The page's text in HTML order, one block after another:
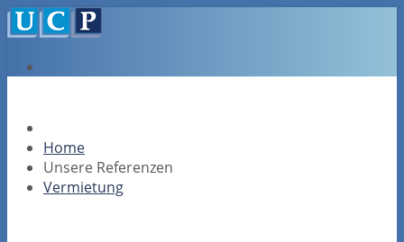
Home
Unsere Referenzen
Vermietung